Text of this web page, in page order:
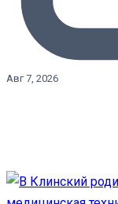
Авг 7, 2026